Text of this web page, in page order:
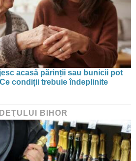
acasă părinții sau bunicii pot
condiții trebuie îndeplinite
BIHOR